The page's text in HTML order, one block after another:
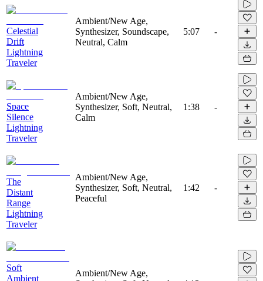
Celestial
Drift
Lightning
Traveler
Ambient/New Age,
Synthesizer, Soundscape,
Neutral, Calm
5:07 -
Space
Silence
Lightning
Traveler
Ambient/New Age,
Synthesizer, Soft, Neutral,
Calm
1:38 -
The
Distant
Range
Lightning
Traveler
Ambient/New Age,
Synthesizer, Soft, Neutral,
Peaceful
1:42 -
Soft
Ambient
Ambient/New Age,